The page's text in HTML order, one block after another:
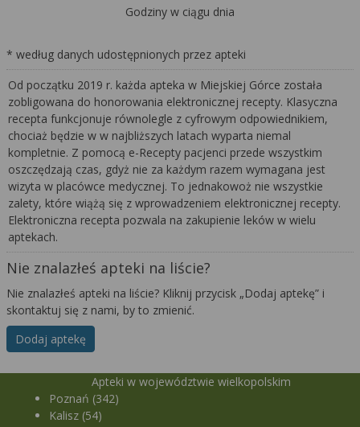
Godziny w ciągu dnia
* według danych udostępnionych przez apteki
Od początku 2019 r. każda apteka w Miejskiej Górce została
zobligowana do honorowania elektronicznej recepty. Klasyczna
recepta funkcjonuje równolegle z cyfrowym odpowiednikiem,
chociaż będzie w w najbliższych latach wyparta niemal
kompletnie. Z pomocą e-Recepty pacjenci przede wszystkim
oszczędzają czas, gdyż nie za każdym razem wymagana jest
wizyta w placówce medycznej. To jednakowoż nie wszystkie
zalety, które wiążą się z wprowadzeniem elektronicznej recepty.
Elektroniczna recepta pozwala na zakupienie leków w wielu
aptekach.
Nie znalazłeś apteki na liście?
Nie znalazłeś apteki na liście? Kliknij przycisk „Dodaj aptekę” i
skontaktuj się z nami, by to zmienić.
Dodaj aptekę
Apteki w województwie wielkopolskim
Poznań (342)
Kalisz (54)